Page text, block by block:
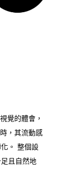
覺的體會，
，其流動感
。 整個設
且自然地